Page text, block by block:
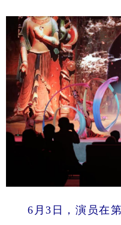
6月3日，演员在第